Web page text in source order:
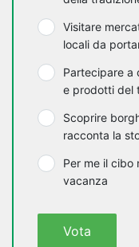
Visitare
locali da
Partecipare a
e prodotti del
Scoprire
racconta la
Per me il cibo
vacanza
Vota